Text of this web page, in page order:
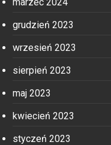
grudzień 2023
wrzesień 2023
sierpień 2023
maj 2023
kwiecień 2023
styczeń 2023